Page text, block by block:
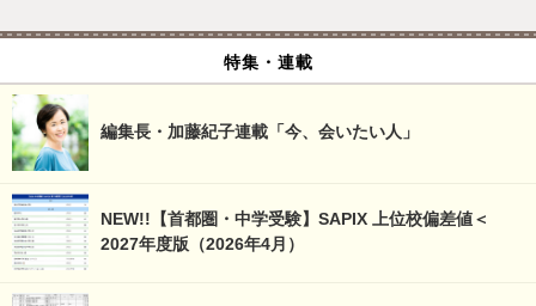
特集・連載
編集長・加藤紀子連載「今、会いたい人」
NEW!!【首都圏・中学受験】SAPIX 上位校偏差値＜
2027年度版（2026年4月）